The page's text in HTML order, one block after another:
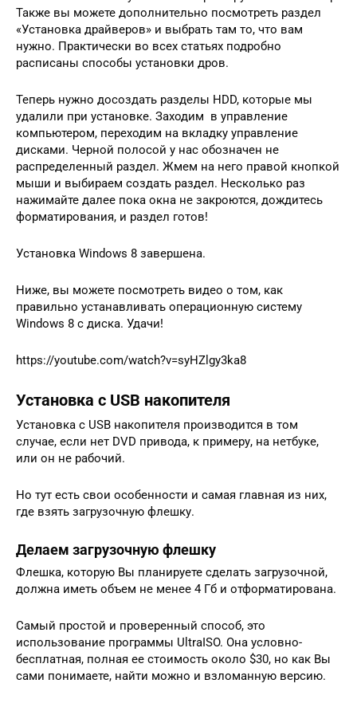
Также вы можете дополнительно посмотреть раздел
«Установка драйверов» и выбрать там то, что вам
нужно. Практически во всех статьях подробно
расписаны способы установки дров.
Теперь нужно досоздать разделы HDD, которые мы
удалили при установке. Заходим в управление
компьютером, переходим на вкладку управление
дисками. Черной полосой у нас обозначен не
распределенный раздел. Жмем на него правой кнопкой
мыши и выбираем создать раздел. Несколько раз
нажимайте далее пока окна не закроются, дождитесь
форматирования, и раздел готов!
Установка Windows 8 завершена.
Ниже, вы можете посмотреть видео о том, как
правильно устанавливать операционную систему
Windows 8 с диска. Удачи!
https://youtube.com/watch?v=syHZlgy3ka8
Установка с USB накопителя
Установка с USB накопителя производится в том
случае, если нет DVD привода, к примеру, на нетбуке,
или он не рабочий.
Но тут есть свои особенности и самая главная из них,
где взять загрузочную флешку.
Делаем загрузочную флешку
Флешка, которую Вы планируете сделать загрузочной,
должна иметь объем не менее 4 Гб и отформатирована.
Самый простой и проверенный способ, это
использование программы UltraISO. Она условно-
бесплатная, полная ее стоимость около $30, но как Вы
сами понимаете, найти можно и взломанную версию.